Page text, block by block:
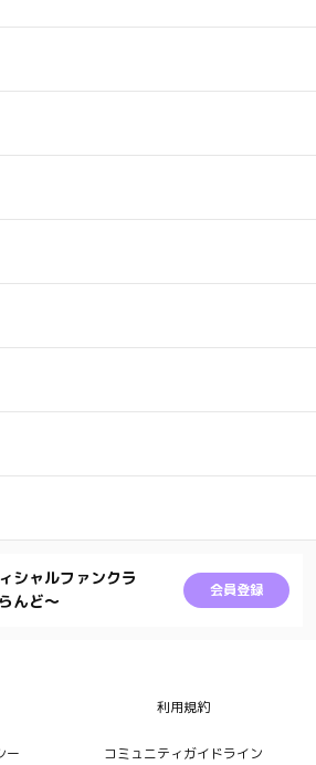
シャルファンクラ
んど〜
会員登録
利用規約
ー コミュニティガイドライン